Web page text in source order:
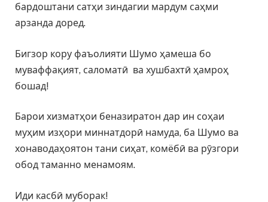
бардоштани сатҳи зиндагии мардум саҳми
арзанда доред.
Бигзор кору фаъолияти Шумо ҳамеша бо
муваффақият, саломатӣ ва хушбахтӣ ҳамроҳ
бошад!
Барои хизматҳои беназиратон дар ин соҳаи
муҳим изҳори миннатдорӣ намуда, ба Шумо ва
хонаводаҳоятон тани сиҳат, комёбӣ ва рӯзгори
обод таманно менамоям.
Иди касбӣ муборак!